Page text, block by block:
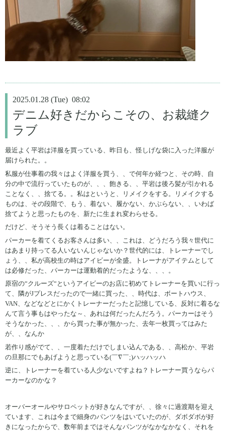
2025.01.28 (Tue) 08:02
デニム好きだからこその、お裁縫ク
ラブ
最近よく平岩は洋服を買っている、昨日も、怪しげな袋に入った洋服が
届けられた。。
私服が仕事着の我々はよく洋服を買う、、で何年か経つと、その時、自
分の中で流行っていたものが、、、飽きる、、平岩は後ろ髪が引かれる
ことなく、、捨てる。。私はというと、リメイクをする。リメイクする
ものは、その段階で、もう、着ない、履かない、かぶらない、、いわば
捨てようと思ったものを、新たに生まれ変わらせる。
だけど、そうそう長くは着ることはない。
パーカーを着てくるお客さんは多い、、これは、どうだろう我々世代に
はあまり持ってる人いないんじゃないか？世代的には、トレーナーでし
ょう、、私が高校生の時はアイビーが全盛。トレーナがアイテムとして
は必修だった、パーカーは運動着的だったような、、、。
原宿の“クルーズ“というアイビーのお店に初めてトレーナーを買いに行っ
て、隣がJプレスだったので一緒に買った、、時代は、ボートハウス、
VAN、などなどとにかくトレーナーだったと記憶している、反対に着るな
んて言う事もはやったな～、あれは何だったんだろう。パーカーはそう
そうなかった、、、から買った事が無かった、去年一枚買ってはみた
が、、なんか
若作り感がでて、、一度着ただけでしまい込んである、、高松か、平岩
の旦那にでもあげようと思っている(￣∇￣;)ハッハッハ
逆に、トレーナーを着ている人少ないですよね？トレーナー買うならパ
ーカーなのかな？
オーバーオールやサロペットが好きなんですが、、徐々に過渡期を迎え
ています、これは今まで細身のパンツをはいていたのが、ダボダボが好
きになったからで、数年前まではそんなパンツがなかなかなく、それを